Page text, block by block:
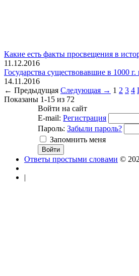
Какие есть факты просвещения в
11.12.2016
Государства существовавшие в 1000 г.
14.11.2016
← Предыдущая Следующая → 1 2 3 4
Показаны 1-15 из 72
Войти на сайт
E-mail: Регистрация
Пароль: Забыли пароль?
Запомнить меня
Ответы простыми словами ©
|